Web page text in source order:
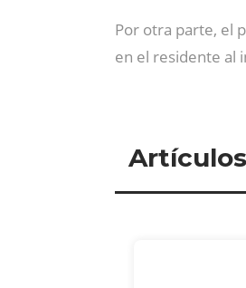
Por otra parte, el
en el residente al